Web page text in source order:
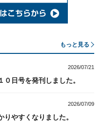
もっと見る
2026/07/21
日号を発刊しました。
2026/07/09
やすくなりました。